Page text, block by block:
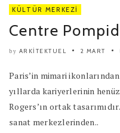
KÜLTÜR MERKEZI
Centre
by ARKITEKTUEL 2 MART
Paris’in mimari
yıllarda kariyerlerinin henüz
Rogers’ın ortak
sanat merkezlerinden..